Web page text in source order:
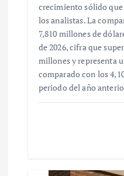
crecimiento sólido
los analistas. La
7,810 millones de
de 2026, cifra que
millones y representa
comparado con los
periodo del año